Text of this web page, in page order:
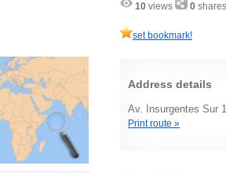
10 views 0 shares
set bookmark!
Address details
Av. Insurgentes Sur
Print route »